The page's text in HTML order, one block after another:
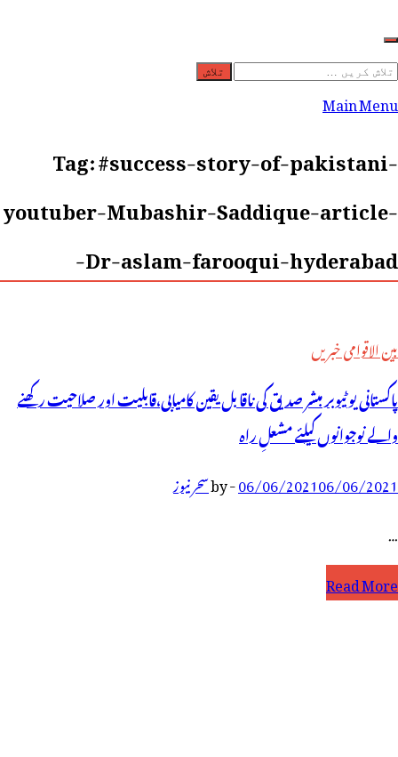
تلاش
کریں
Main Menu
Tag:#success-story-of-pakistani-
youtuber-Mubashir-Saddique-article-
Dr-aslam-farooqui-hyderabad-
بین الاقوامی خبریں
پاکستانی یو ٹیوبر مبشر صدیق کی ناقابل یقین کامیابی،قابلیت اور صلاحیت رکھنے
والے نوجوانوں کیلئے مشعلِ راہ
06/06/202106/06/2021
-
byسحر نیوز
…
پاکستانی
Read More